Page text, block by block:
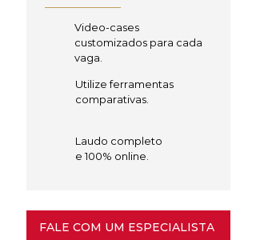
Video-cases
customizados para cada
vaga.
Utilize ferramentas
comparativas.
Laudo completo
e 100% online.
FALE COM UM ESPECIALISTA